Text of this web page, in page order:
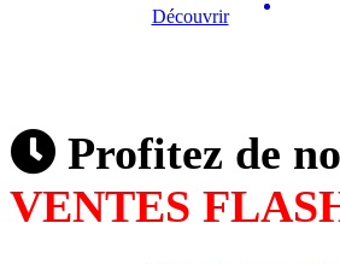
Découvrir
Profitez de
VENTES